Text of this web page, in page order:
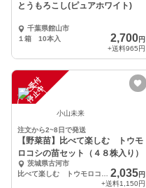
とうもろこし(ピュアホワイト)
千葉県館山市
１箱 10本入
2,700円
+送料965円
注
文
受
付
停
止
中
小山未来
注文から2~8日で発送
【野菜苗】比べて楽しむ トウモ
ロコシの苗セット（４８株入り）
茨城県古河市
2,035円
+送料1,150円